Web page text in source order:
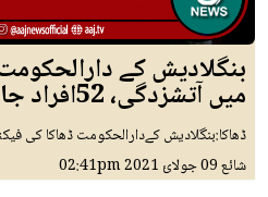
بنگلادیش کے
میں آتشزدگی، 52افراد جاں بحق
ڈھاکا:بنگلادیش کےدارالحکومت ڈھاکا کی
شائع09 جولائ 2021 02:41pm